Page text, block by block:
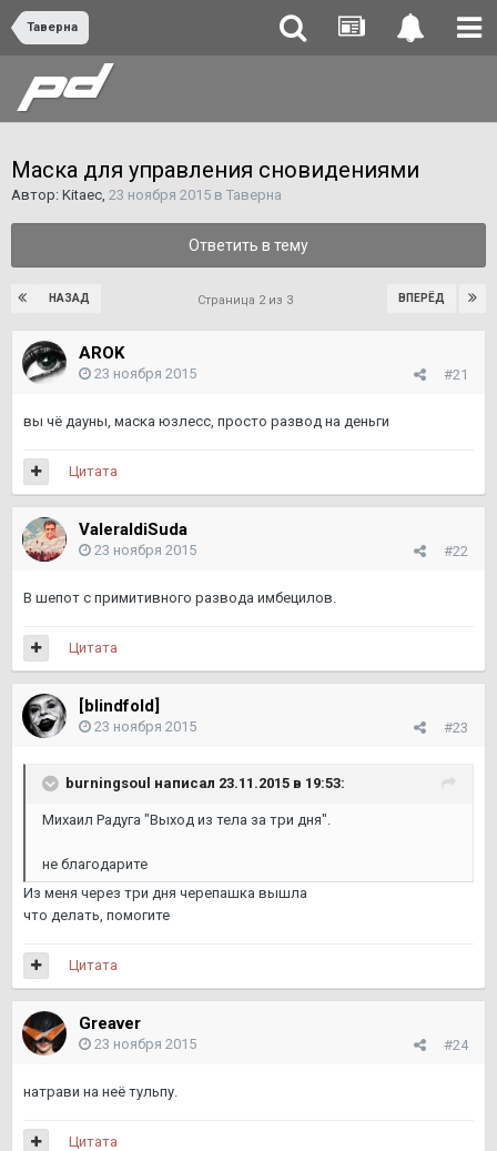
Таверна
Маска для управления сновидениями
Автор: Kitaec, 23 ноября 2015 в Таверна
Ответить в тему
НАЗАД ВПЕРЁД
Страница 2 из 3
AROK
#21
23 ноября 2015
вы чё дауны, маска юзлесс, просто развод на деньги
Цитата
ValeraIdiSuda
#22
23 ноября 2015
В шепот с примитивного развода имбецилов.
Цитата
[blindfold]
#23
23 ноября 2015
burningsoul написал 23.11.2015 в 19:53:
Михаил Радуга "Выход из тела за три дня".
не благодарите
Из меня через три дня черепашка вышла
что делать, помогите
Цитата
Greaver
#24
23 ноября 2015
натрави на неё тульпу.
Цитата